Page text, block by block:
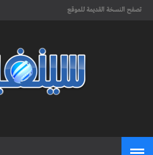
تصفح النسخة القديمة للموقع